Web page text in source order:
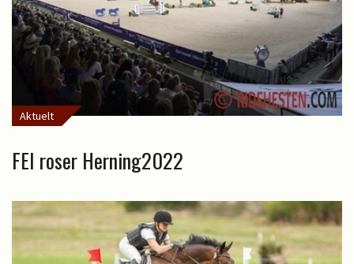
Aktuelt
FEI roser Herning2022